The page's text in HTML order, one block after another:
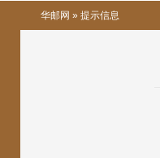
华邮网 » 提示信息